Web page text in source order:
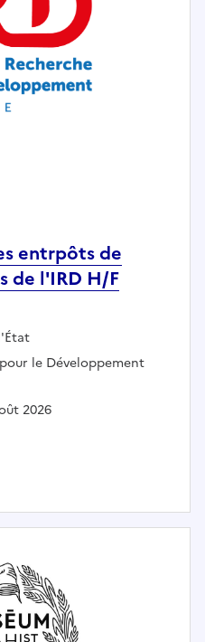
entrpôts de
de l'IRD H/F
le Développement
2026